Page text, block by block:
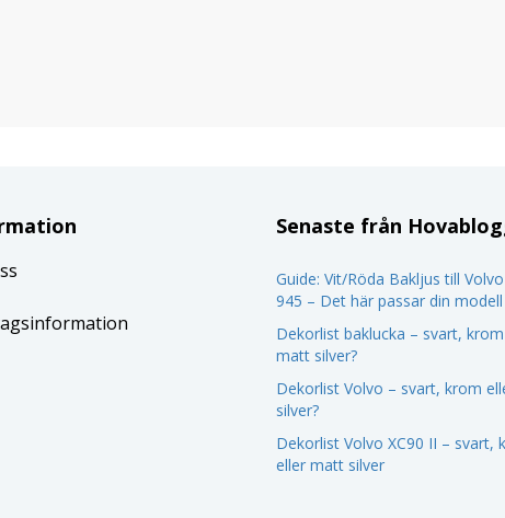
Senaste från
Guide: Vit/Röda Bakljus till
945 – Det här passar din modell
Dekorlist baklucka – svart,
matt silver?
Dekorlist Volvo – svart, krom
silver?
Dekorlist Volvo XC90 II – svart,
eller matt silver